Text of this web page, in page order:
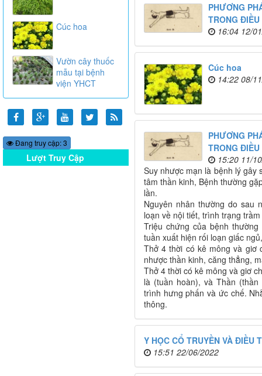
PHƯƠNG
TRONG
16:04 12/
Cúc hoa
14:22 08/
PHƯƠNG
TRONG
15:20 11/
Suy nhược mạn là bệnh lý gây
tâm thần kinh, Bệnh thường
lần.
Nguyên nhân thường do sau
loạn về nội tiết, trình trạng
Triệu chứng của bệnh
tuần xuất hiện rối loạn giấc
Thở 4 thời có kê mông và giơ
nhược thần kinh, căng thẳng,
Thở 4 thời có kê mông và giơ
là (tuần hoàn), và Thần
trình hưng phấn và ức chế.
thông.
Y HỌC CỔ TRUYỀN VÀ ĐIỀU
15:51 22/06/2022
Cúc hoa
Vườn cây thuốc
mẫu tại bệnh
viện YHCT
Đang truy cập: 3
Lượt Truy Cập
Online